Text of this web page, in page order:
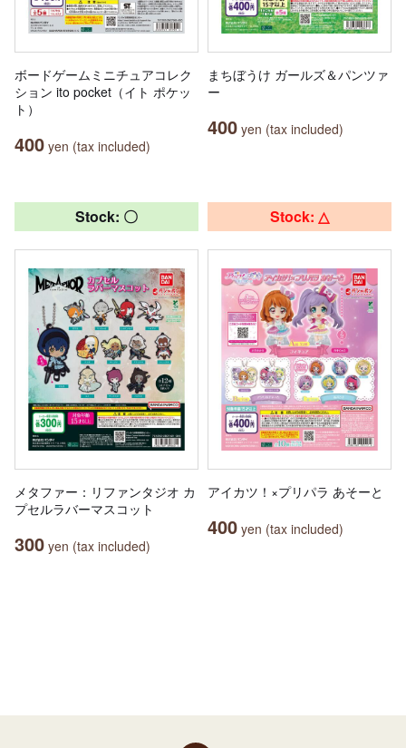
ボードゲームミニチュアコレク
ション ito pocket（イト ポケッ
ト）
400 yen (tax included)
まちぼうけ ガールズ＆パンツァ
ー
400 yen (tax included)
Stock: 〇
メタファー：リファンタジオ カ
プセルラバーマスコット
300 yen (tax included)
Stock: △
アイカツ！×プリパラ あそーと
400 yen (tax included)